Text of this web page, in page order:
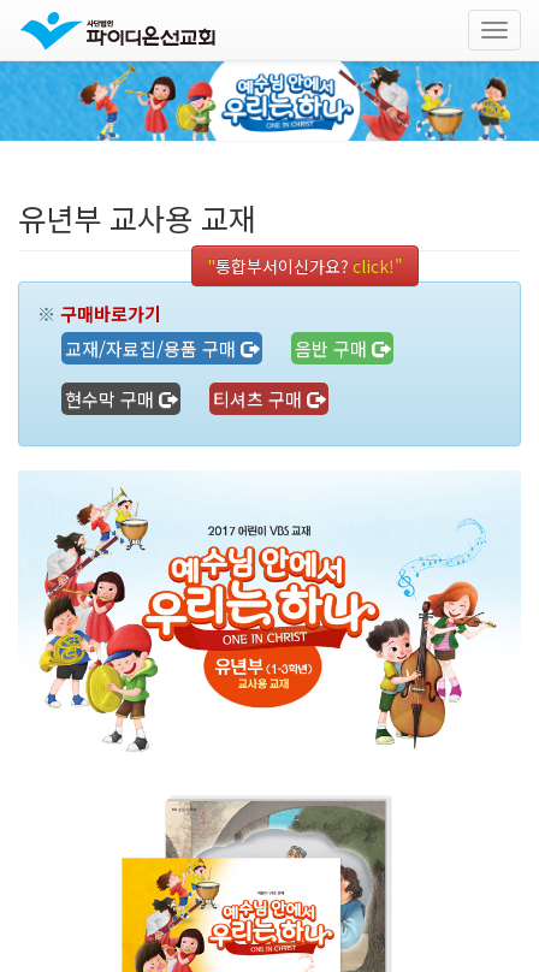
본
문
바
로
유년부 교사용 교재
"통합부서이신가요? click!"
※ 구매바로가기
교재/자료집/용품 구매
음반 구매
현수막 구매
티셔츠 구매